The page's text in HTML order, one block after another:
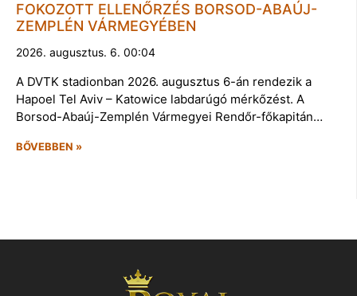
FOKOZOTT ELLENŐRZÉS BORSOD-ABAÚJ-
ZEMPLÉN VÁRMEGYÉBEN
2026. augusztus. 6. 00:04
A DVTK stadionban 2026. augusztus 6-án rendezik a
Hapoel Tel Aviv – Katowice labdarúgó mérkőzést. A
Borsod-Abaúj-Zemplén Vármegyei Rendőr-főkapitán…
BŐVEBBEN »